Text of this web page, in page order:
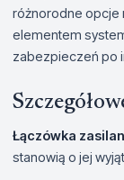
różnorodne opcje
elementem
zabezpieczeń po
Łączówka
stanowią o jej